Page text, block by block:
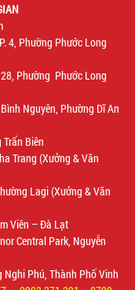
4, Phường Phước Long
Phường Phước Long
Nguyên, Phường Dĩ An
Biên
Trang (Xưởng & Văn
Lagi (Xưởng & Văn
Viên – Đà Lạt
Central Park, Nguyễn
Phú, Thành Phố Vinh